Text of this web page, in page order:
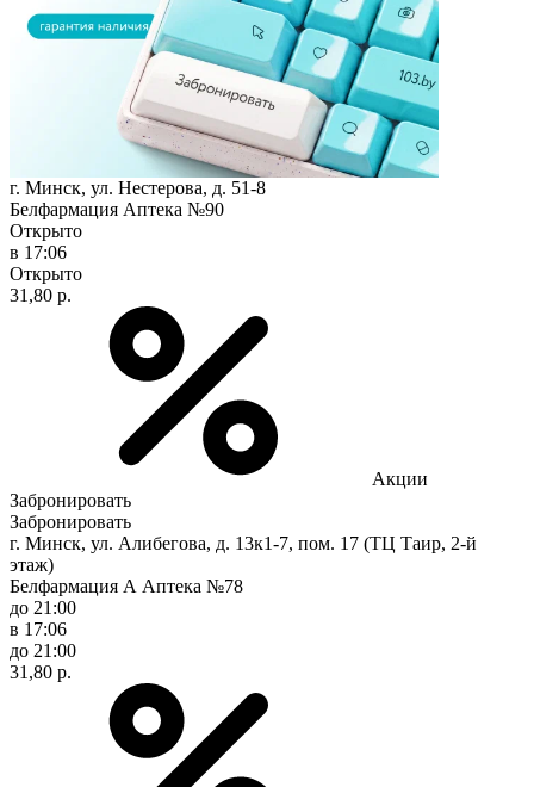
г. Минск, ул. Нестерова, д. 51-8
Белфармация Аптека №90
Открыто
в 17:06
Открыто
31,80 р.
Акции
Забронировать
Забронировать
г. Минск, ул. Алибегова, д. 13к1-7, пом. 17 (ТЦ Таир, 2-й
этаж)
Белфармация А Аптека №78
до 21:00
в 17:06
до 21:00
31,80 р.